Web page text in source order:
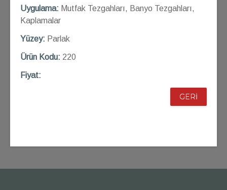
Uygulama: Mutfak Tezgahları, Banyo Tezgahları,
Kaplamalar
Yüzey: Parlak
Ürün Kodu: 220
Fiyat:
GERİ